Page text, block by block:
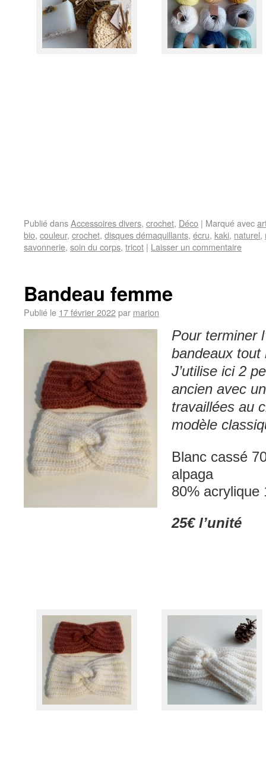
Publié dansAccessoires divers, crochet, Déco | Marqué avec
bio, couleur, crochet, disques démaquillants, écru, kaki, naturel,
savonnerie, soin du corps, tricot | Laisser un commentaire
Bandeau femme
Publié le 17 février 2022par marion
Pour terminer
bandeaux tout
J’utilise ici 2
ancien avec
travaillées au
modèle
Blanc cassé
alpaga
80% acrylique
25€ l’unité